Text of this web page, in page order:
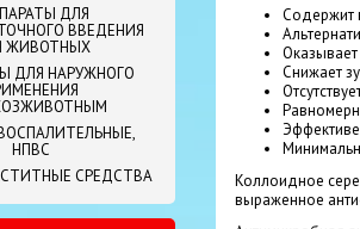
ДЛЯ
ВВЕДЕНИЯ
ЖИВОТНЫХ
ДЛЯ НАРУЖНОГО
НПВС
СРЕДСТВА
Содержит
Снижает
Коллоидное
выраженное